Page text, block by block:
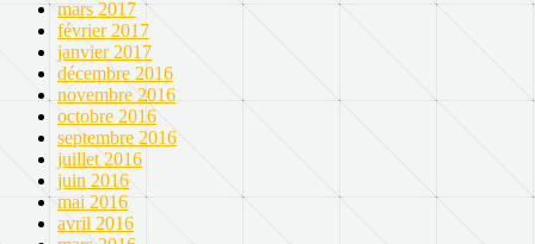
mars 2017
février 2017
janvier 2017
décembre 2016
novembre 2016
octobre 2016
septembre 2016
juillet 2016
juin 2016
mai 2016
avril 2016